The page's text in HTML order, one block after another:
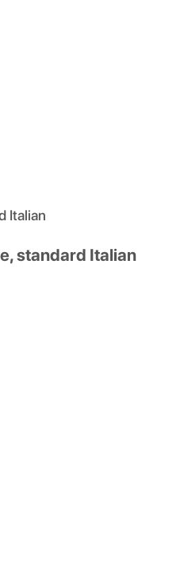
Italian
standard Italian